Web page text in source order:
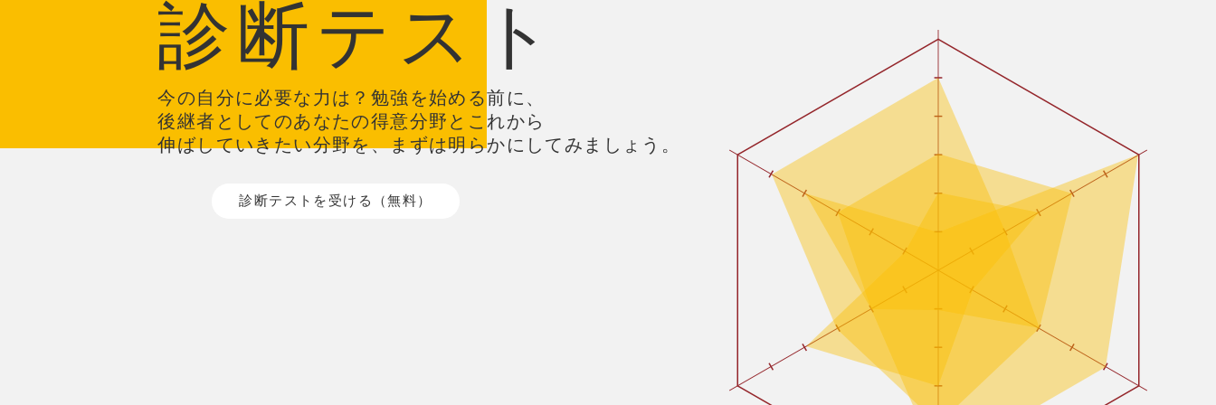
診断テスト
今の自分に必要な力は？勉強を始める前に、
後継者としてのあなたの得意分野とこれから
伸ばしていきたい分野を、まずは明らかにしてみましょう。
診断テストを受ける（無料）